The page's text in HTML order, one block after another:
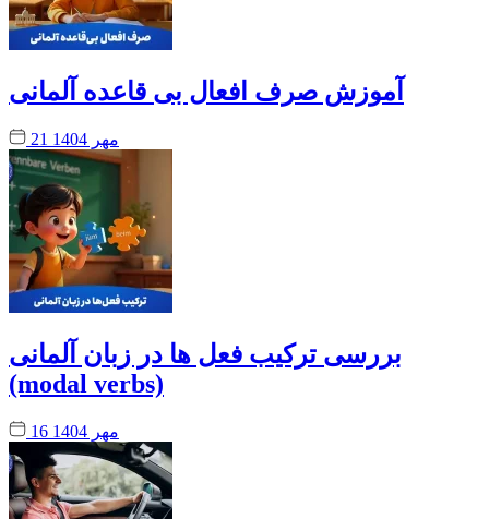
آموزش صرف افعال بی قاعده آلمانی
21 مهر 1404
بررسی ترکیب فعل ها در زبان آلمانی
(modal verbs)
16 مهر 1404